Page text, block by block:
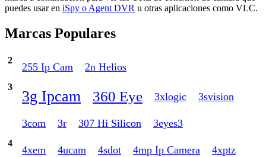
puedes usar en iSpy o Agent DVR u otras aplicaciones como VLC.
Marcas Populares
2
255 Ip Cam 2n Helios
3
3g Ipcam 360 Eye 3xlogic 3svision
3com 3r 307 Hi Silicon 3eyes3
4
4xem 4ucam 4sdot 4mp Ip Camera 4xptz